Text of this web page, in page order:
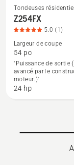
Voir
plus
de
détails
sur
Z254FX,
note
Tondeuses
rayon de braquage
Z254FX
5.0 (1)
Largeur de coupe
54 po
"Puissance de sortie
avancé par le
moteur.)"
24 hp